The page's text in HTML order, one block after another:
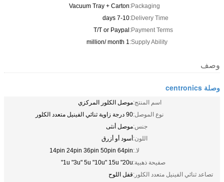
Packaging:
Vacuum Tray + Carton
Delivery Time:
7-10 days
Payment Terms:
T/T or Paypal
Supply Ability:
1 million/ month
وصف
وصلة centronics
اسم المنتج:موصل الكلور المركزي
نوع الموصل:90 درجة زاوية ثنائي الفينيل متعدد الكلور
جنس:موصل أنثى
اللون:أسود أو أزرق
لا.:14pin 24pin 36pin 50pin 64pin
صفيحة ذهبية:1u "3u" 5u "10u" 15u "20u"
تصاعد ثنائي الفينيل متعدد الكلور:قفل اللوح